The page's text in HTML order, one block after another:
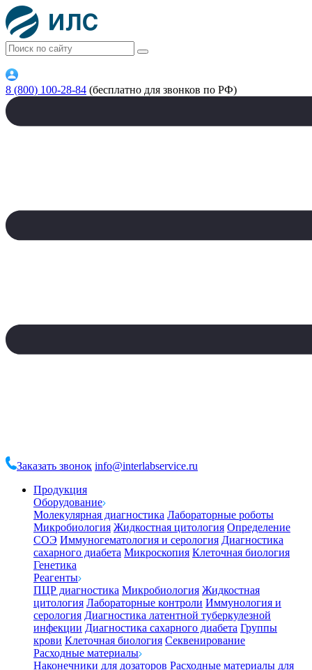
8 (800) 100-28-84 (бесплатно для звонков по РФ)
Заказать звонок info@interlabservice.ru
Продукция
Оборудование
Молекулярная диагностика Лабораторные роботы
Микробиология Жидкостная цитология Определение
СОЭ Иммуногематология и серология Диагностика
сахарного диабета Микроскопия Клеточная биология
Генетика
Реагенты
ПЦР диагностика Микробиология Жидкостная
цитология Лабораторные контроли Иммунология и
серология Диагностика латентной туберкулезной
инфекции Диагностика сахарного диабета Группы
крови Клеточная биология Секвенирование
Расходные материалы
Наконечники для дозаторов Расходные материалы для